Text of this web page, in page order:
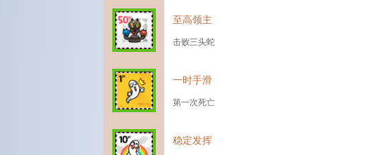
至高领主
击败三头蛇
一时手滑
第一次死亡
稳定发挥